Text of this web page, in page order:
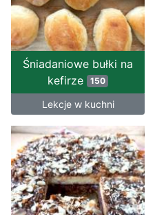
Śniadaniowe bułki na
kefirze
150
Lekcje w kuchni